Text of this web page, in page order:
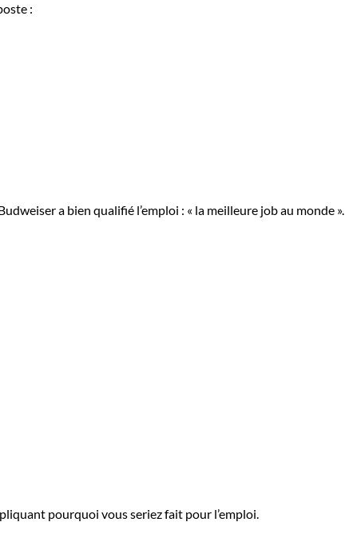
:
a bien qualifié l’emploi : « la meilleure job au monde ».
pourquoi vous seriez fait pour l’emploi.